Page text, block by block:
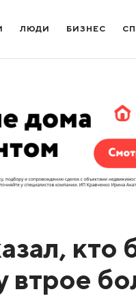
ЛЮДИ БИЗНЕС
кто
втрое